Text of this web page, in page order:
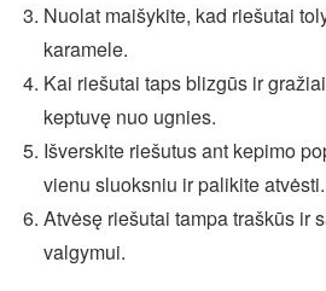
Nuolat maišykite, kad riešutai
karamele.
Kai riešutai taps blizgūs ir
keptuvę nuo ugnies.
Išverskite riešutus ant kepimo
vienu sluoksniu ir palikite atvėsti.
Atvėsę riešutai tampa traškūs ir
valgymui.